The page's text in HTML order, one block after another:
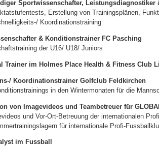
Sportwissenschafter, Leistungsdiagnostiker
Erstellung von Trainingsplänen,
Koordinationstraining
& Konditionstrainer FC Pasching
der U16/ U18/ Juniors
Trainer im Holmes Place Health & Fitness Club
Koordinationstrainer Golfclub Feldkirchen
in den Wintermonaten für die
von Imagevideos und Teambetreuer für
und Vor-Ort-Betreuung der internationalen
für internationale Profi-
im Fussball